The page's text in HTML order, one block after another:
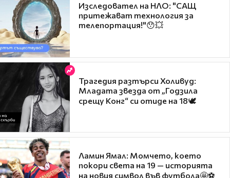
Изследовател на НЛО: "САЩ
притежават технология за
телепортация!"😯💥
Трагедия разтърси Холивуд:
Младата звезда от „Годзила
срещу Конг“ си отиде на 18🕊️
Ламин Ямал: Момчето, което
покори света на 19 — историята
на новия символ във футбола🤩⚽